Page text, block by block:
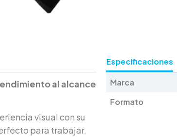
al alcance
visual con su
para trabajar,
Especificaciones
Marca
Formato